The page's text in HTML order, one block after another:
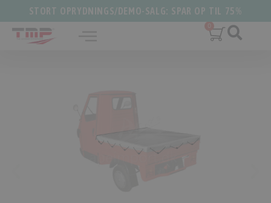
STORT OPRYDNINGS/DEMO-SALG: SPAR OP TIL 75%